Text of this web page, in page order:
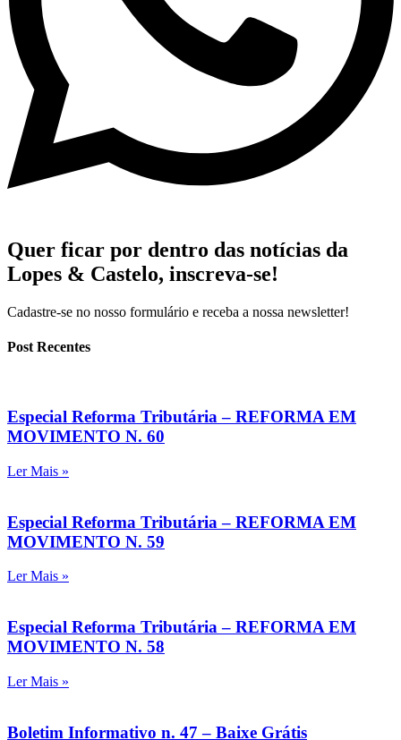
Quer ficar por dentro das notícias da
Lopes & Castelo, inscreva-se!
Cadastre-se no nosso formulário e receba a nossa newsletter!
Post Recentes
Especial Reforma Tributária – REFORMA EM
MOVIMENTO N. 60
Ler Mais »
Especial Reforma Tributária – REFORMA EM
MOVIMENTO N. 59
Ler Mais »
Especial Reforma Tributária – REFORMA EM
MOVIMENTO N. 58
Ler Mais »
Boletim Informativo n. 47 – Baixe Grátis